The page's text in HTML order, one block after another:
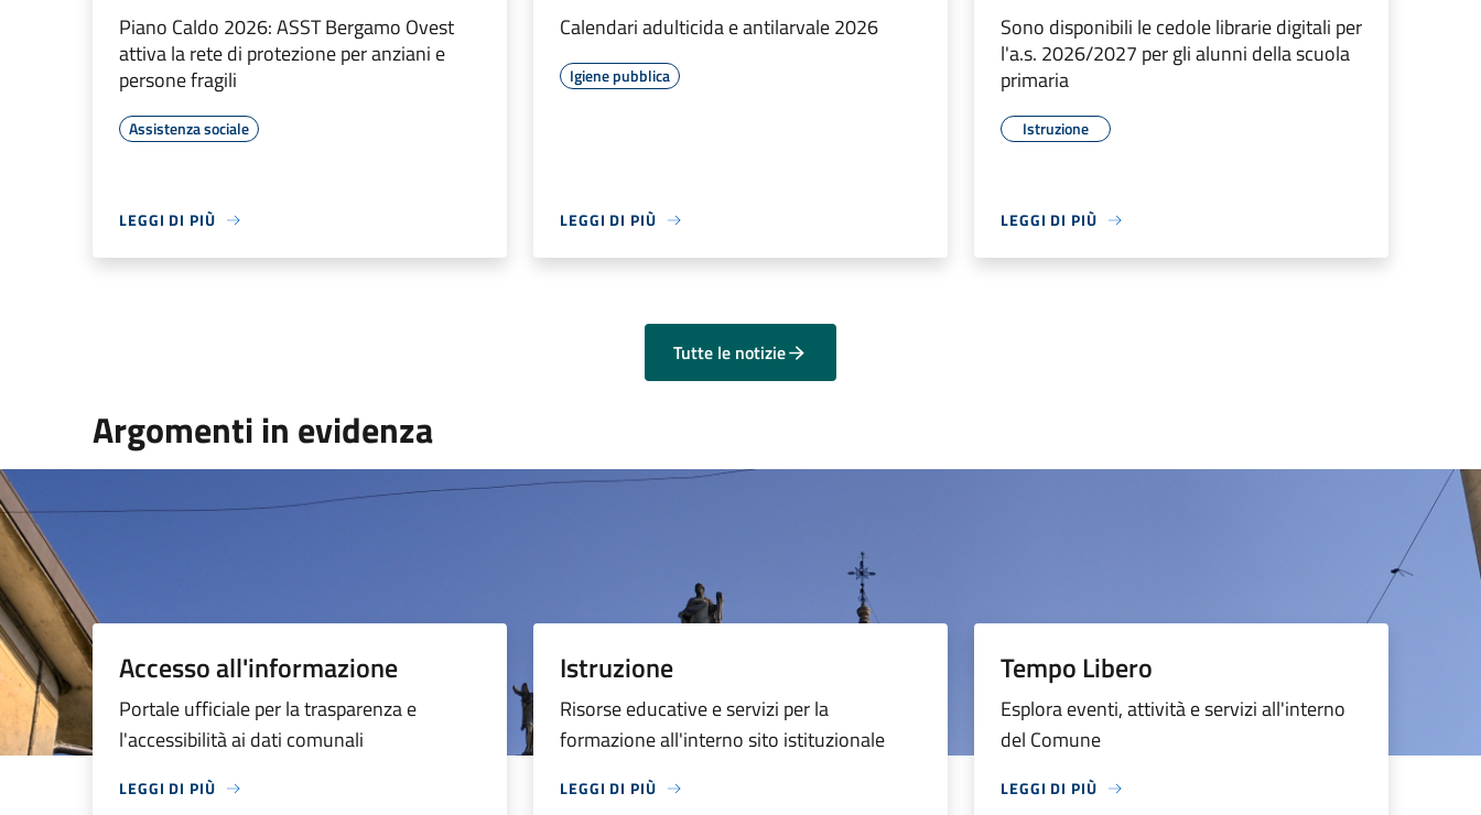
Piano Caldo 2026: ASST Bergamo Ovest
attiva la rete di protezione per anziani e
persone fragili
Assistenza sociale
LEGGI DI PIÙ
Calendari adulticida e antilarvale 2026
Igiene pubblica
LEGGI DI PIÙ
Sono disponibili le cedole librarie digitali per
l'a.s. 2026/2027 per gli alunni della scuola
primaria
Istruzione
LEGGI DI PIÙ
Tutte le notizie
Argomenti in evidenza
Accesso all'informazione
Portale ufficiale per la trasparenza e
l'accessibilità ai dati comunali
LEGGI DI PIÙ
Istruzione
Risorse educative e servizi per la
formazione all'interno sito istituzionale
LEGGI DI PIÙ
Tempo Libero
Esplora eventi, attività e servizi all'interno
del Comune
LEGGI DI PIÙ